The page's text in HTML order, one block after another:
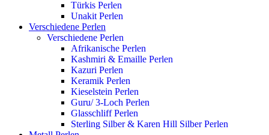
Türkis Perlen
Unakit Perlen
Verschiedene Perlen
Verschiedene Perlen
Afrikanische Perlen
Kashmiri & Emaille Perlen
Kazuri Perlen
Keramik Perlen
Kieselstein Perlen
Guru/ 3-Loch Perlen
Glasschliff Perlen
Sterling Silber & Karen Hill Silber Perlen